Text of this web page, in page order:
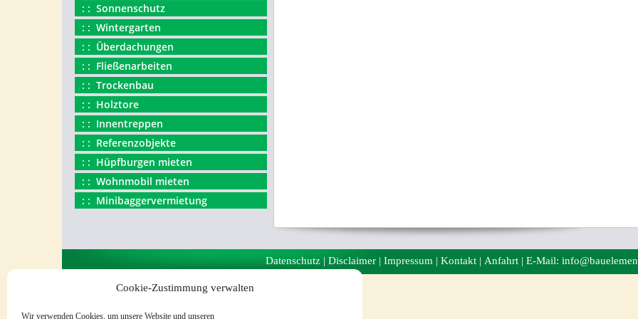
Cookie-Zustimmung verwalten
Wir verwenden Cookies, um unsere Website und unseren
Sonnenschutz
Wintergarten
Überdachungen
Fließenarbeiten
Trockenbau
Holztore
Innentreppen
Referenzobjekte
Hüpfburgen mieten
Wohnmobil mieten
Minibaggervermietung
Datenschutz| Disclaimer| Impressum | Kontakt| Anfahrt| E-Mail: